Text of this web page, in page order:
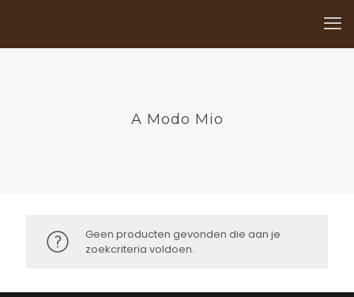
A Modo Mio
Geen producten gevonden die aan je
zoekcriteria voldoen.